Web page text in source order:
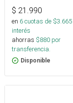
$ 21.990
en 6cuotas de $3.665
interés
ahorras $880 por
transferencia.
Disponible